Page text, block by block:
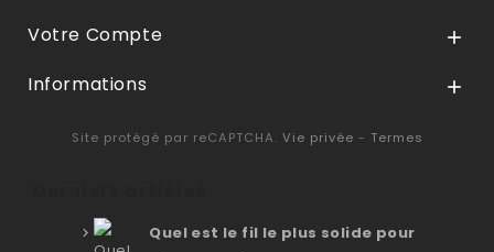
Votre Compte 
Informations 
Site protégé par reCAPTCHA. Vie privée - Termes
Quel est le fil le plus solide pour